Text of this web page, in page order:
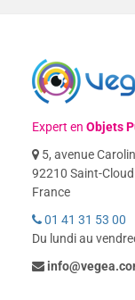
Expert enObjets
5, avenue
92210 Saint-Cloud
France
01 41 31 53 00
Du lundi au